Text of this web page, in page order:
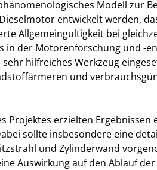
Modell zur
entwickelt werden,
Allgemeingültigkeit bei
in der Motorenforschung und -
hilfreiches Werkzeug
und
Projektes erzielten Ergebnissen
sollte insbesondere eine
und Zylinderwand
Auswirkung auf den Ablauf